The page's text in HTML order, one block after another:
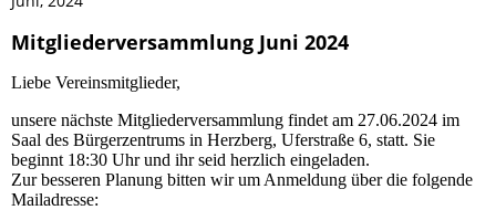
Mitgliederversammlung Juni 2024
Liebe Vereinsmitglieder,
unsere nächste Mitgliederversammlung findet am 27.06.2024 im
Saal des Bürgerzentrums in Herzberg, Uferstraße 6, statt. Sie
beginnt 18:30 Uhr und ihr seid herzlich eingeladen.
Zur besseren Planung bitten wir um Anmeldung über die folgende
Mailadresse: